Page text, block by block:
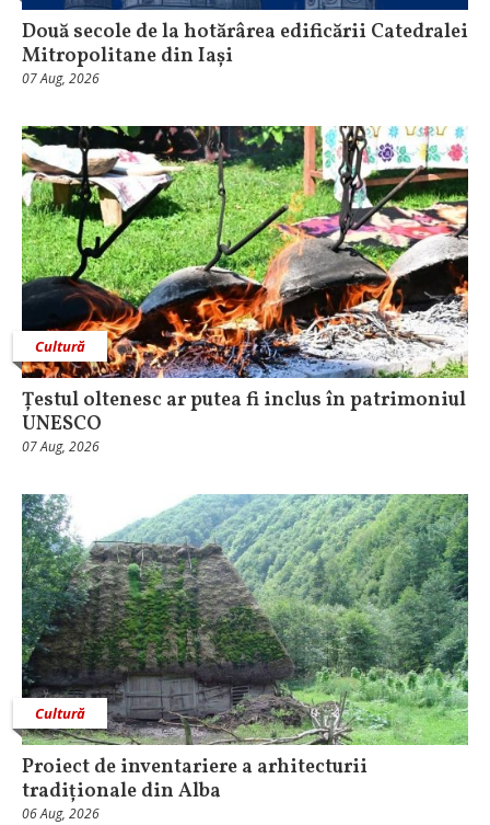
Două secole de la hotărârea edificării Catedralei
Mitropolitane din Iași
07 Aug, 2026
Cultură
Țestul oltenesc ar putea fi inclus în patrimoniul
UNESCO
07 Aug, 2026
Cultură
Proiect de inventariere a arhitecturii
tradiționale din Alba
06 Aug, 2026